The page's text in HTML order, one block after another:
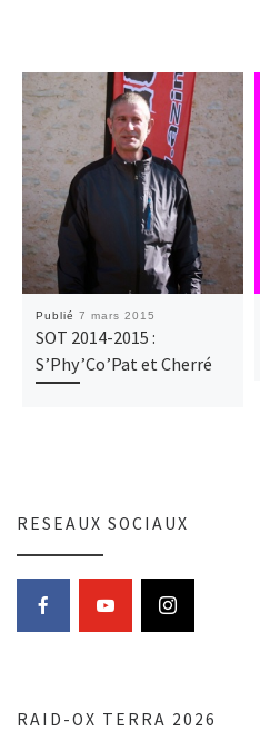
Publié 7 mars 2015
SOT 2014-2015 :
S’Phy’Co’Pat et Cherré
RESEAUX SOCIAUX
RAID-OX TERRA 2026